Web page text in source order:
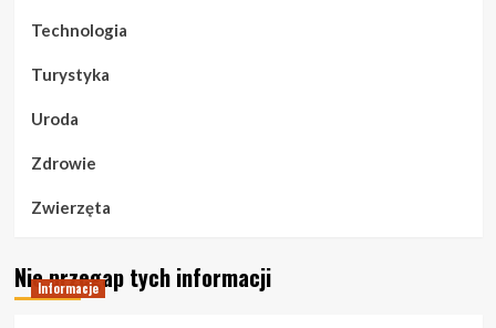
Technologia
Turystyka
Uroda
Zdrowie
Zwierzęta
Nie przegap tych informacji
Informacje